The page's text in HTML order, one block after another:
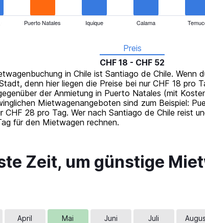
Puerto Natales Iquique Calama
Preis
CHF 18 - CHF 52
in Chile ist Santiago de Chile. Wenn
denn hier liegen die Preise bei nur CHF 18 pro
der Anmietung in Puerto Natales (mit
Mietwagenangeboten sind zum Beispiel:
CHF 28 pro Tag. Wer nach Santiago de Chile reist
für den Mietwagen rechnen.
Zeit, um günstige
April Mai Juni Juli